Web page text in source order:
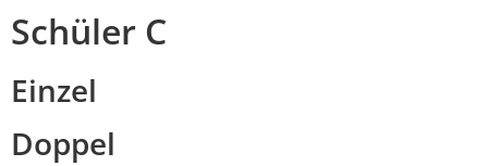
Schüler C
Einzel
Doppel